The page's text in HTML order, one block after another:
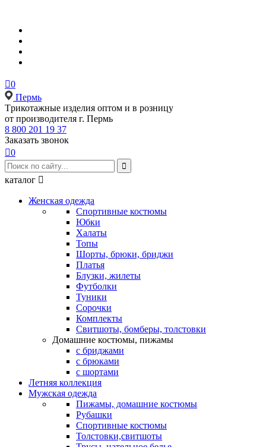
0
Пермь
Tрикотажные изделия оптом и в розницу
от производителя г. Пермь
8 800 201 19 37
Заказать звонок
0

каталог 
Женская одежда
Спортивные костюмы
Юбки
Халаты
Топы
Шорты, брюки, бриджи
Платья
Блузки, жилеты
Футболки
Туники
Сорочки
Комплекты
Свитшоты, бомберы, толстовки
Домашние костюмы, пижамы
с бриджами
с брюками
с шортами
Летняя коллекция
Мужская одежда
Пижамы, домашние костюмы
Рубашки
Спортивные костюмы
Толстовки,свитшоты